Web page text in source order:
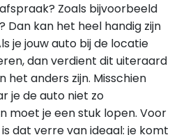
Zoals bijvoorbeeld
Dan kan het heel handig zijn
je jouw auto bij de locatie
dan verdient dit uiteraard
het anders zijn. Misschien
je de auto niet zo
moet je een stuk lopen. Voor
dat verre van ideaal: je komt